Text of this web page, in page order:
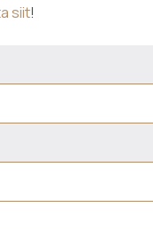
siit!